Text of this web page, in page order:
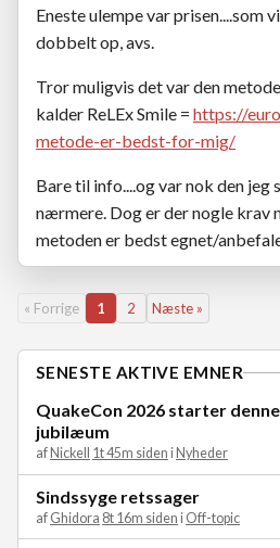
Eneste ulempe var prisen....som
dobbelt op, avs.
Tror muligvis det var den
kalder ReLEx Smile = https://
metode-er-bedst-for-mig/
Bare til info....og var nok den jeg
nærmere. Dog er der nogle krav
metoden er bedst egnet/
« Forrige 1 2 Næste »
SENESTE AKTIVE EMNER
QuakeCon 2026 starter denne
jubilæum
af Nickell 1t 45m siden i Nyheder
Sindssyge retssager
af Ghidora 8t 16m siden i Off-topic